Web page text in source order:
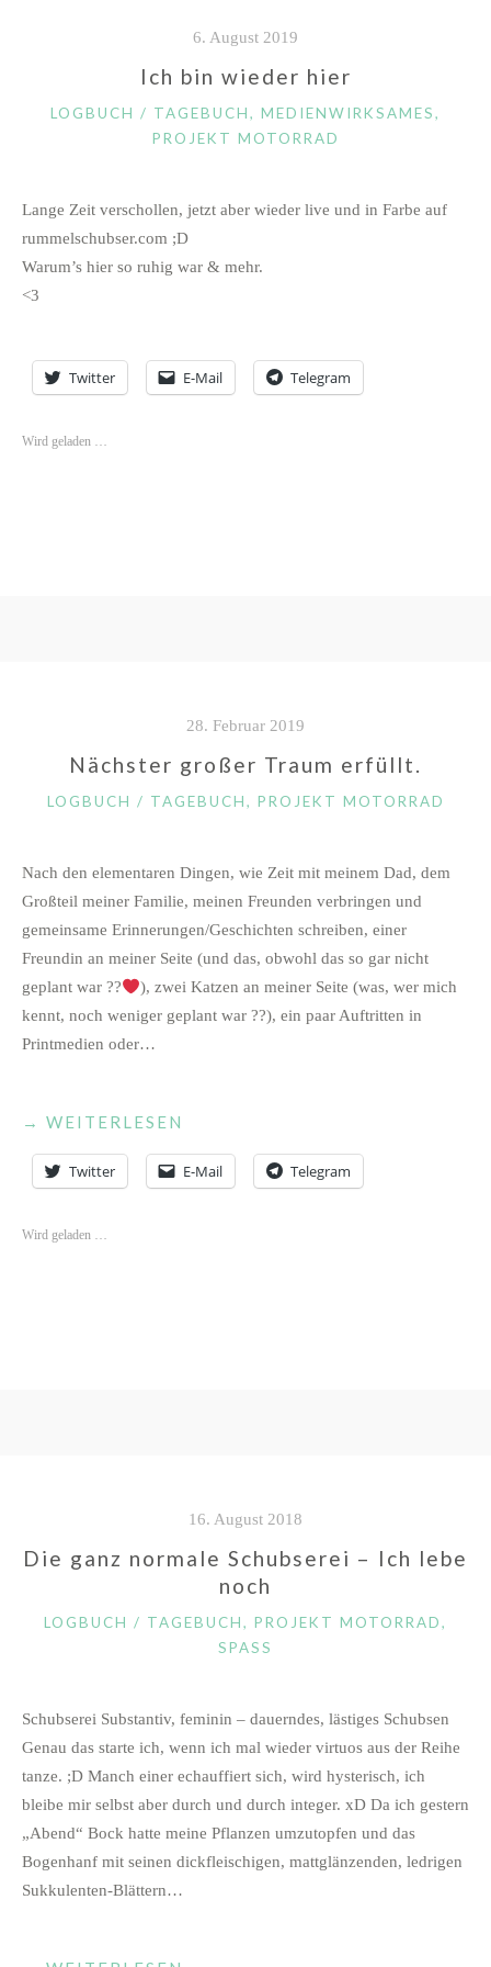
6. August 2019
Ich bin wieder hier
KATEGORIEN
LOGBUCH / TAGEBUCH, MEDIENWIRKSAMES,
PROJEKT MOTORRAD
Lange Zeit verschollen, jetzt aber wieder live und in Farbe auf
rummelschubser.com ;D
Warum’s hier so ruhig war & mehr.
<3
Twitter E-Mail Telegram
Wird geladen …
28. Februar 2019
Nächster großer Traum erfüllt.
KATEGORIEN
LOGBUCH / TAGEBUCH, PROJEKT MOTORRAD
Nach den elementaren Dingen, wie Zeit mit meinem Dad, dem
Großteil meiner Familie, meinen Freunden verbringen und
gemeinsame Erinnerungen/Geschichten schreiben, einer
Freundin an meiner Seite (und das, obwohl das so gar nicht
geplant war ??
), zwei Katzen an meiner Seite (was, wer mich
kennt, noch weniger geplant war ??), ein paar Auftritten in
Printmedien oder…
„NÄCHSTER
GROSSER T
RAUM E
→ WEITERLESEN
Twitter E-Mail Telegram
Wird geladen …
16. August 2018
Die ganz normale Schubserei – Ich lebe
noch
KATEGORIEN
LOGBUCH / TAGEBUCH, PROJEKT MOTORRAD,
SPASS
Schubserei Substantiv, feminin – dauerndes, lästiges Schubsen
Genau das starte ich, wenn ich mal wieder virtuos aus der Reihe
tanze. ;D Manch einer echauffiert sich, wird hysterisch, ich
bleibe mir selbst aber durch und durch integer. xD Da ich gestern
„Abend“ Bock hatte meine Pflanzen umzutopfen und das
Bogenhanf mit seinen dickfleischigen, mattglänzenden, ledrigen
Sukkulenten-Blättern…